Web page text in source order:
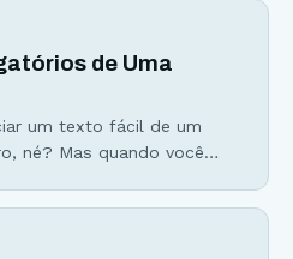
(e devem) ser evitados se
de Uma
um texto fácil de um
né? Mas quando você
Hoje eu vou te